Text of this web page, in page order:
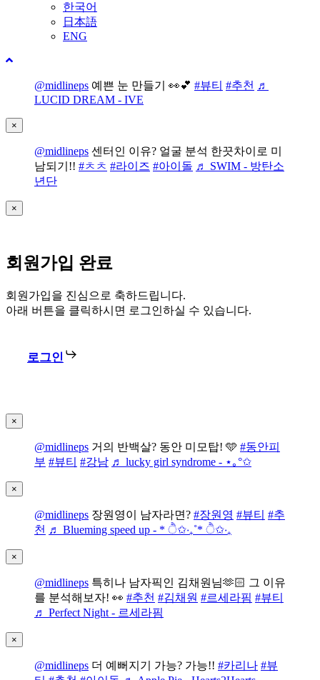
한국어
日本語
ENG
@midlineps 예쁜 눈 만들기 👀💕 #뷰티 #추천 ♬
LUCID DREAM - IVE
×
@midlineps 센터인 이유? 얼굴 분석 한끗차이로 미
남되기!! #ㅊㅊ #라이즈 #아이돌 ♬ SWIM - 방탄소
년단
×
회원가입 완료
회원가입을 진심으로 축하드립니다.
아래 버튼을 클릭하시면 로그인하실 수 있습니다.
로그인
×
@midlineps 거의 반백살? 동안 미모탑! 🩵 #동안피
부 #뷰티 #강남 ♬ lucky girl syndrome - ⋆｡°✩
×
@midlineps 장원영이 남자라면? #장원영 #뷰티 #추
천 ♬ Blueming speed up - * ੈ✩‧₊˚* ੈ✩‧₊
×
@midlineps 특히나 남자픽인 김채원님🫶🏻 그 이유
를 분석해보자! 👀 #추천 #김채원 #르세라핌 #뷰티
♬ Perfect Night - 르세라핌
×
@midlineps 더 예뻐지기 가능? 가능!! #카리나 #뷰